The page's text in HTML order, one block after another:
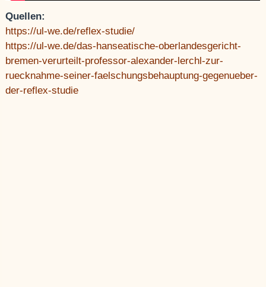
Quellen:
https://ul-we.de/reflex-studie/
https://ul-we.de/das-hanseatische-oberlandesgericht-
bremen-verurteilt-professor-alexander-lerchl-zur-
ruecknahme-seiner-faelschungsbehauptung-gegenueber-
der-reflex-studie